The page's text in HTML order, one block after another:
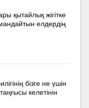
қытайлық жігітке
елдердің
бізге не үшін
келетінін